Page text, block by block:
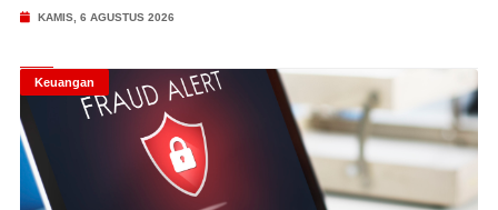
KAMIS, 6 AGUSTUS 2026
Keuangan